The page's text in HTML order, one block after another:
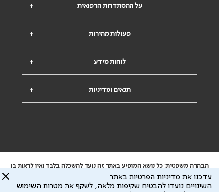
+ על ההסתדרות הרפואית
+ פעולות מהירות
+ לוחות מידע
+ תנאים ומדיניות
הבהרה משפטית: כל נושא המופיע באתר זה נועד להשכלה בלבד ואין לראות בו
ייעוץ רפואי או משפטי. אין הר"י אחראית לתוכן המתפרסם באתר זה ולכל נזק
שעלול להיגרם.
עדכנו את מדיניות הפרטיות באתר.
השינויים נועדו להבטיח שקיפות מלאה, לשקף את מטרות השימוש